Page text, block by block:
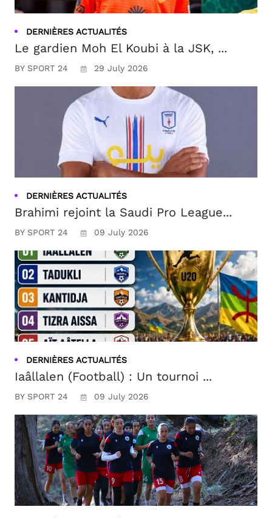
DERNIÈRES ACTUALITÉS
Le gardien Moh El Koubi à la JSK, ...
BY SPORT 24 29 July 2026
DERNIÈRES ACTUALITÉS
Brahimi rejoint la Saudi Pro League...
BY SPORT 24 09 July 2026
DERNIÈRES ACTUALITÉS
Iaâllalen (Football) : Un tournoi ...
BY SPORT 24 09 July 2026